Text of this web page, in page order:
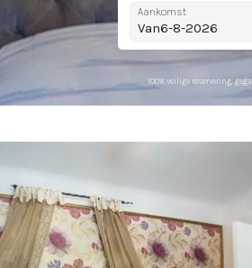
Aankomst
Van
100% veilige reservering,